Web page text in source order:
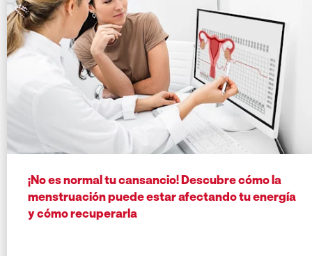
¡No es normal tu cansancio! Descubre cómo la
menstruación puede estar afectando tu energía
y cómo recuperarla